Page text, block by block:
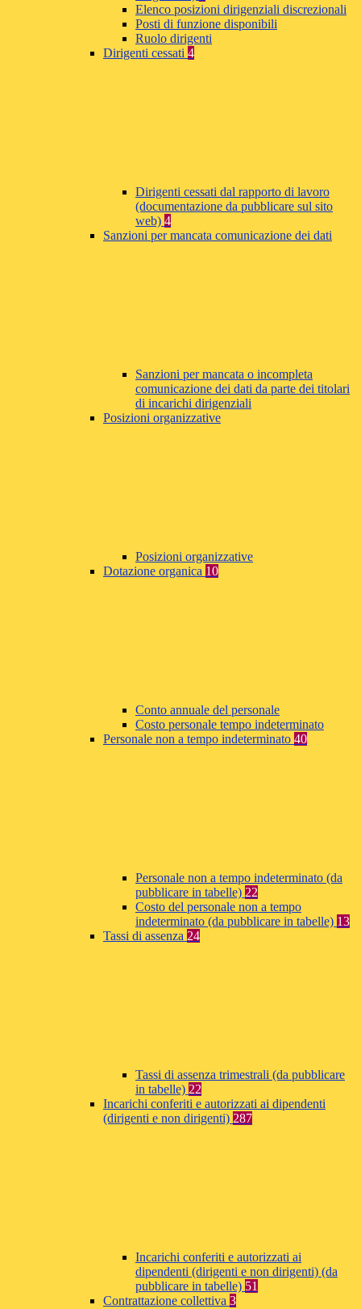
Elenco posizioni dirigenziali discrezionali
Posti di funzione disponibili
Ruolo dirigenti
Dirigenti cessati 4
Dirigenti cessati dal rapporto di lavoro
(documentazione da pubblicare sul sito
web) 4
Sanzioni per mancata comunicazione dei dati
Sanzioni per mancata o incompleta
comunicazione dei dati da parte dei titolari
di incarichi dirigenziali
Posizioni organizzative
Posizioni organizzative
Dotazione organica 10
Conto annuale del personale
Costo personale tempo indeterminato
Personale non a tempo indeterminato 40
Personale non a tempo indeterminato (da
pubblicare in tabelle) 22
Costo del personale non a tempo
indeterminato (da pubblicare in tabelle) 13
Tassi di assenza 24
Tassi di assenza trimestrali (da pubblicare
in tabelle) 22
Incarichi conferiti e autorizzati ai dipendenti
(dirigenti e non dirigenti) 287
Incarichi conferiti e autorizzati ai
dipendenti (dirigenti e non dirigenti) (da
pubblicare in tabelle) 51
Contrattazione collettiva 3